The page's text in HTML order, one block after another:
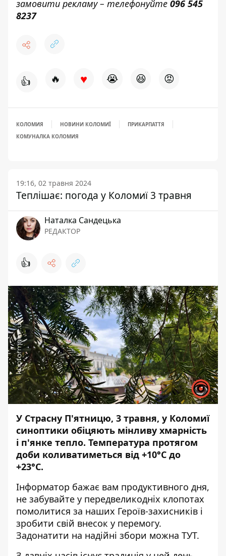
замовити рекламу – телефонуйте 096 545
8237
👍 🔥 ♥ 😭 😆 😡
КОЛОМИЯ НОВИНИ КОЛОМИЇ
ПРИКАРПАТТЯ
КОМУНАЛКА КОЛОМИЯ
19:16, 02 травня 2024
Теплішає: погода у Коломиї 3 травня
Наталка Сандецька
РЕДАКТОР
👍
У Страсну П'ятницю, 3 травня, у Коломиї
синоптики обіцяють мінливу хмарність
і п'янке тепло. Температура протягом
доби коливатиметься від +10°С до
+23°С.
Інформатор бажає вам продуктивного дня,
не забувайте у передвеликодніх клопотах
помолитися за наших Героїв-захисників і
зробити свій внесок у перемогу.
Задонатити на надійні збори можна ТУТ.